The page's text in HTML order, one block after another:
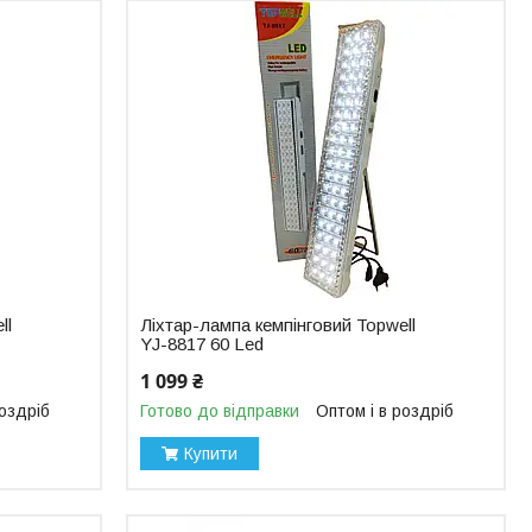
Ліхтар-лампа кемпінговий Topwell
YJ-8817 60 Led
1 099 ₴
Готово до відправки Оптом і в роздріб
Купити